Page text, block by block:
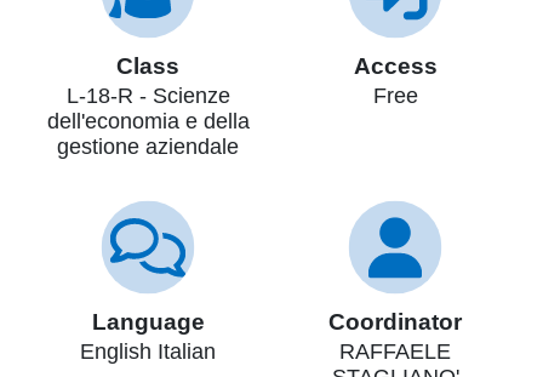
Class
L-18-R - Scienze
dell'economia e della
gestione aziendale
Access
Free
Language
English Italian
Coordinator
RAFFAELE